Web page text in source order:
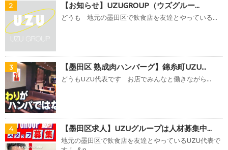
2 【お知らせ】UZUGROUP（ウズグルー...
どうも 地元の墨田区で飲食店を友達とやっている...
3 【墨田区 熟成肉ハンバーグ】錦糸町UZU...
どうもUZU代表です お店でみんなと働きながら...
4 【墨田区求人】UZUグループは人材募集中...
地元の墨田区で飲食店を友達とやっているUZU代表で